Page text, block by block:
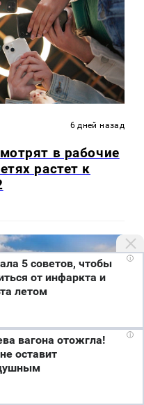
6 дней назад
в рабочие
растет к
посещения сайта
мы обрабатываем
использованием
LiveInternet.
i
5 советов, чтобы
от инфаркта и
летом
i
вагона отожгла!
оставит